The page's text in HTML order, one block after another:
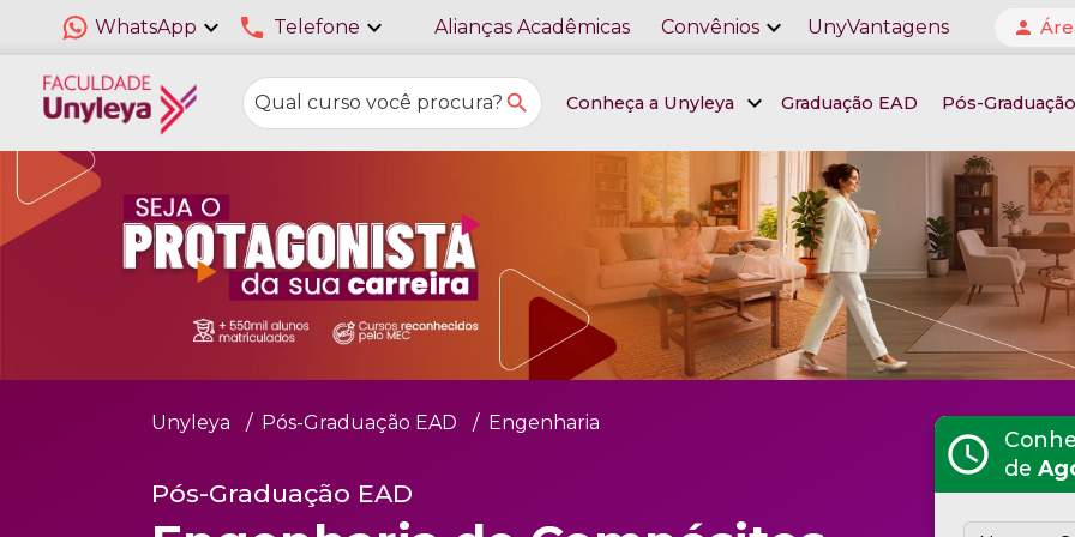
WhatsApp expand_more phone Telefone expand_more Alianças Acadêmicas Convênios expand_more UnyVantagens person
Conheça a Unyleya expand_more Graduação EAD Pós-
Unyleya Pós-Graduação EAD Engenharia
Pós-Graduação EAD
schedule
de